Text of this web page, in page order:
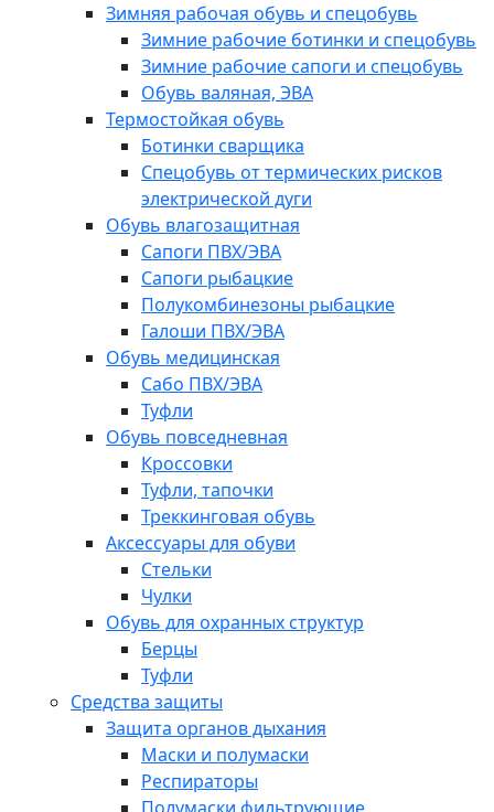
Зимняя рабочая обувь и спецобувь
Зимние рабочие ботинки и спецобувь
Зимние рабочие сапоги и спецобувь
Обувь валяная, ЭВА
Термостойкая обувь
Ботинки сварщика
Спецобувь от термических рисков
электрической дуги
Обувь влагозащитная
Сапоги ПВХ/ЭВА
Сапоги рыбацкие
Полукомбинезоны рыбацкие
Галоши ПВХ/ЭВА
Обувь медицинская
Сабо ПВХ/ЭВА
Туфли
Обувь повседневная
Кроссовки
Туфли, тапочки
Треккинговая обувь
Аксессуары для обуви
Стельки
Чулки
Обувь для охранных структур
Берцы
Туфли
Средства защиты
Защита органов дыхания
Маски и полумаски
Респираторы